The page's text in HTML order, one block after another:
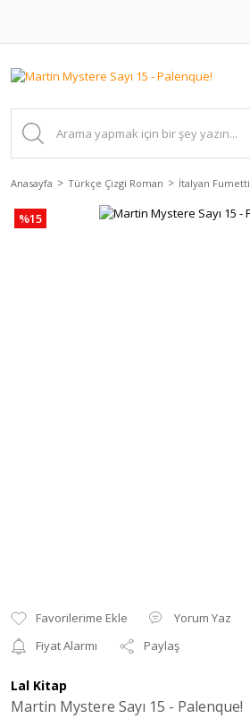
Anasayfa Türkçe Çizgi Roman İtalyan Fumetti
%15
Yorum Yaz
Fiyat Alarmı
Paylaş
Lal Kitap
Martin Mystere Sayı 15 - Palenque!